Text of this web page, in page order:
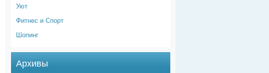
Уют
Фитнес и Спорт
Шопинг
Архивы